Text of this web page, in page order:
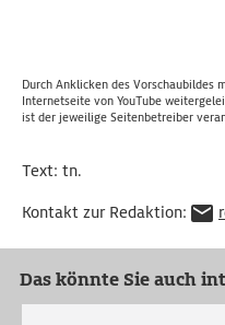
Durch Anklicken des Vorschaubildes
Internetseite von YouTube
ist der jeweilige Seitenbetreiber
Text: tn.
Kontakt zur Redaktion:
Das könnte Sie auch